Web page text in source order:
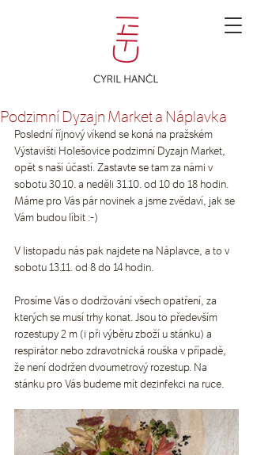
Podzimní Dyzajn Market a Náplavka
Poslední říjnový víkend se koná na pražském
Výstavišti Holešovice podzimní Dyzajn Market,
opět s naší účastí. Zastavte se tam za námi v
sobotu 30.10. a neděli 31.10. od 10 do 18 hodin.
Máme pro Vás pár novinek a jsme zvědaví, jak se
Vám budou líbit :-)
V listopadu nás pak najdete na Náplavce, a to v
sobotu 13.11. od 8 do 14 hodin.
Prosíme Vás o dodržování všech opatření, za
kterých se musí trhy konat. Jsou to především
rozestupy 2 m (i při výběru zboží u stánku) a
respirátor nebo zdravotnická rouška v případě,
že není dodržen dvoumetrový rozestup. Na
stánku pro Vás budeme mít dezinfekci na ruce.